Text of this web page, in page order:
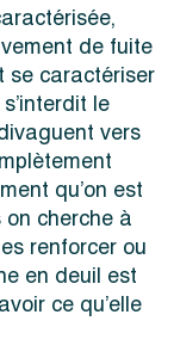
de fuite
se caractériser
le
vers
qu’on est
cherche à
renforcer ou
en deuil est
ce qu’elle